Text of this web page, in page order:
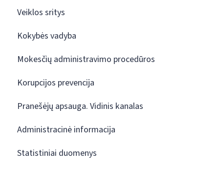
Veiklos sritys
Kokybės vadyba
Mokesčių administravimo procedūros
Korupcijos prevencija
Pranešėjų apsauga. Vidinis kanalas
Administracinė informacija
Statistiniai duomenys